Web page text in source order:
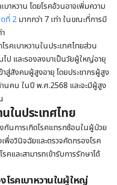
าหวาน โดยโรคอ้วนอาจเพิ่มความ
ดที่ 2 มากกว่า 7 เท่า ในขณะที่การมี
รคเบาหวานในประเทศไทยส่วน
ป และรองลงมาเป็นวัยผู้ใหญ่อายุ
สู่สังคมผู้สูงอายุ โดยประชากรผู้สูง
นคน ในปี พ.ศ.2568 และจะมีผู้สูง
นในประเทศไทย
กันการเกิดโรคแทรกซ้อนในผู้ป่วย
เพื่อวินิจฉัยและตรวจคัดกรองโรค
คและสามารถเข้ารับการรักษาได้
โรคเบาหวานในผู้ใหญ่